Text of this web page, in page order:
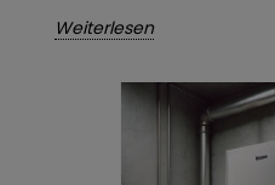
Weiterlesen